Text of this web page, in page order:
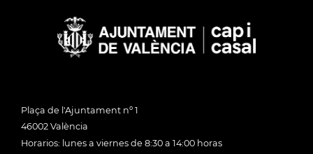
Plaça de l'Ajuntament nº 1
46002 València
Horarios: lunes a viernes de 8:30 a 14:00 horas